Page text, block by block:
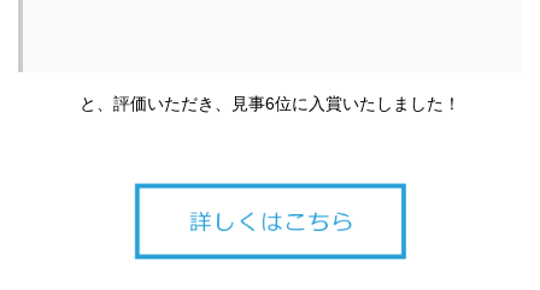
と、評価いただき、見事6位に入賞いたしました！